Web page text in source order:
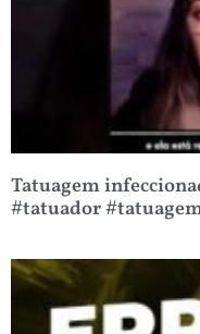
Tatuagem
#tatuador